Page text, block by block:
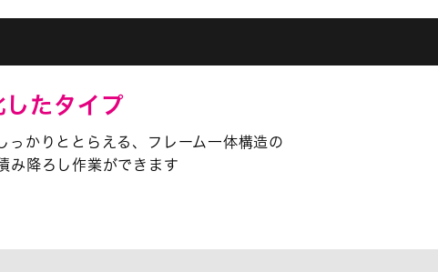
したタイプ
っかりととらえる、フレーム一体構造の
み降ろし作業ができます